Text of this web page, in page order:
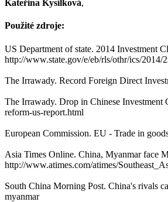
Kateřina Kysilková,
Použité zdroje:
US Department of state. 2014 Investment
http://www.state.gov/e/eb/rls/othr/ics/2014/
The Irrawady. Record Foreign Direct
The Irrawady. Drop in Chinese
reform-us-report.html
European Commission. EU - Trade in
Asia Times Online. China, Myanmar face
http://www.atimes.com/atimes/
South China Morning Post. China's rivals
myanmar